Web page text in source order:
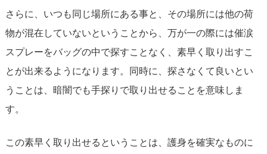
さらに、いつも同じ場所にある事と、その場所には他の荷
物が混在していないということから、万が一の際には催涙
スプレーをバッグの中で探すことなく、素早く取り出すこ
とが出来るようになります。同時に、探さなくて良いとい
うことは、暗闇でも手探りで取り出せることを意味しま
す。
この素早く取り出せるということは、護身を確実なものに